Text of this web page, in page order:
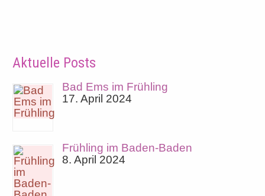
Aktuelle Posts
Bad Ems im Frühling
17. April 2024
Frühling im Baden-Baden
8. April 2024